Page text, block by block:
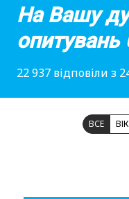
На Вашу
22 937 відповіли з
ВСЕ ВІК